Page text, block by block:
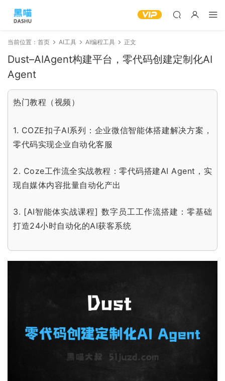
当前位置： 首页 AI工具 AI编程工具 正文
Dust–AIAgent构建平台，零代码创建定制化AI
Agent
热门教程（视频）
1. COZE扣子AI系列：企业微信智能体搭建解决方案，
零代码实现企业自动化客服
2. Coze工作流全实战教程：零代码搭建AI Agent，实
现自媒体内容批量自动化产出
3. [AI智能体实战课程] 数字员工工作流搭建：零基础
打造24小时自动化的AI获客系统